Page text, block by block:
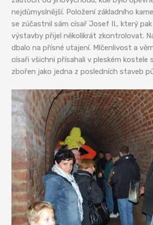
nejdůmyslnější. Položení základního
se zúčastnil sám císař Josef II., který
výstavby přijel několikrát zkontrolovat.
dbalo na přísné utajení. Mlčenlivost a
císaři všichni přísahali v pleském kostele
zbořen jako jedna z posledních staveb